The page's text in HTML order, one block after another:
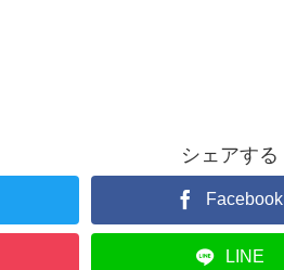
シェアする
Facebook
LINE